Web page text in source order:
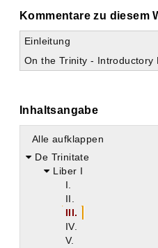
Kommentare zu diesem
Einleitung
On the Trinity - Introductory
Inhaltsangabe
Alle aufklappen
De Trinitate
Liber I
I.
II.
III.
IV.
V.